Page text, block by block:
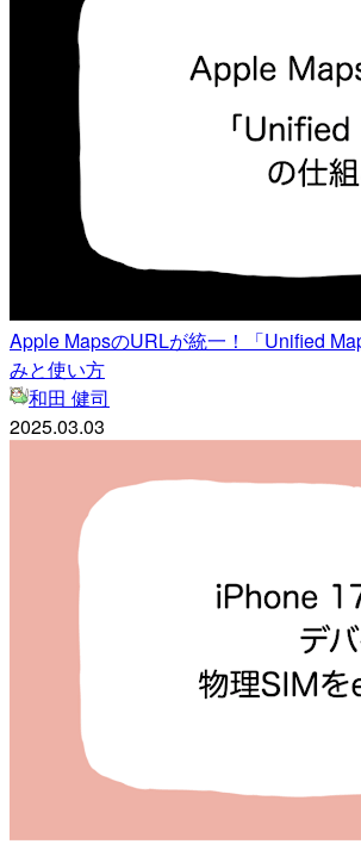
Apple MapsのURLが統一！「Unified
みと使い方
和田 健司
2025.03.03